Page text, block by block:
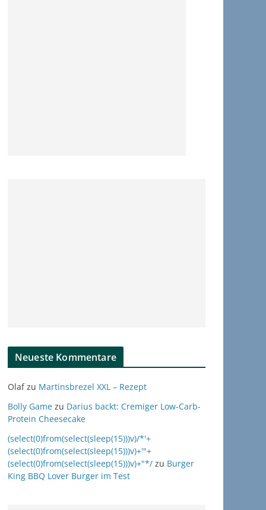
Neueste Kommentare
Olafzu Martinsbrezel XXL – Rezept
Bolly Game zu Darius backt: Cremiger Low-Carb-
Protein Cheesecake
(select(0)from(select(sleep(15)))v)/*'+
(select(0)from(select(sleep(15)))v)+'"+
(select(0)from(select(sleep(15)))v)+"*/ zu Burger
King BBQ Lover Burger im Test